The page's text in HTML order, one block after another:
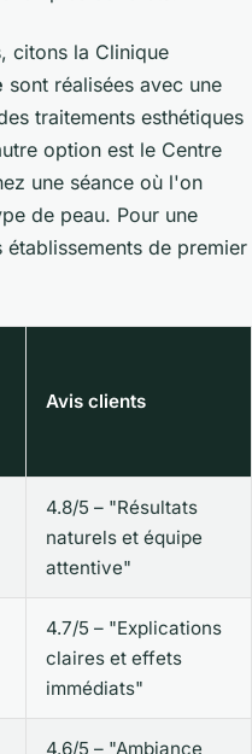
citons la Clinique
sont réalisées avec une
traitements esthétiques
option est le Centre
une séance où l'on
de peau. Pour une
établissements de premier
Avis clients
4.8/5 – "Résultats
naturels et équipe
attentive"
4.7/5 – "Explications
claires et effets
immédiats"
4.6/5 – "Ambiance